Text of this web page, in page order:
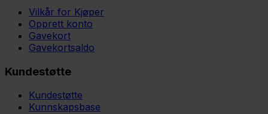
Vilkår for Kjøper
Opprett konto
Gavekort
Gavekortsaldo
Kundestøtte
Kundestøtte
Kunnskapsbase